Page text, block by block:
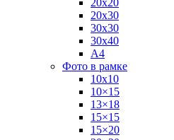
20х30
30х30
30х40
А4
Фото в рамке
10х10
10×15
13×18
15×15
15×20